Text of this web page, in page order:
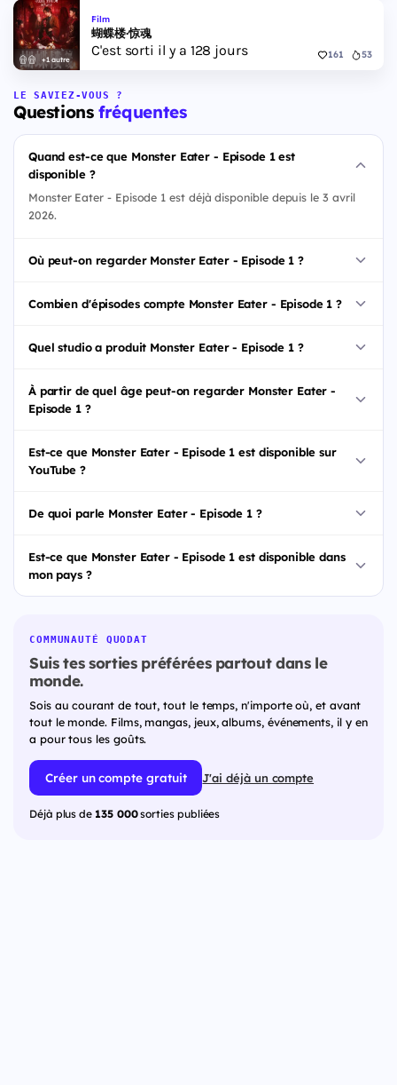
+1 autre
Film
蝴蝶楼·惊魂
C'est sorti il y a 128 jours 161 53
LE SAVIEZ-VOUS ?
Questionsfréquentes
Quand est-ce que Monster Eater - Episode 1 est
disponible ?
Monster Eater - Episode 1 est déjà disponible depuis le 3 avril
2026.
Où peut-on regarder Monster Eater - Episode 1 ?
Combien d'épisodes compte Monster Eater - Episode 1 ?
Quel studio a produit Monster Eater - Episode 1 ?
À partir de quel âge peut-on regarder Monster Eater -
Episode 1 ?
Est-ce que Monster Eater - Episode 1 est disponible sur
YouTube ?
De quoi parle Monster Eater - Episode 1 ?
Est-ce que Monster Eater - Episode 1 est disponible dans
mon pays ?
COMMUNAUTÉ QUODAT
Suis tes sorties préférées partout dans le
monde.
Sois au courant de tout, tout le temps, n'importe où, et avant
tout le monde. Films, mangas, jeux, albums, événements, il y en
a pour tous les goûts.
Créer un compte gratuit J'ai déjà un compte
Déjà plus de 135 000sorties publiées